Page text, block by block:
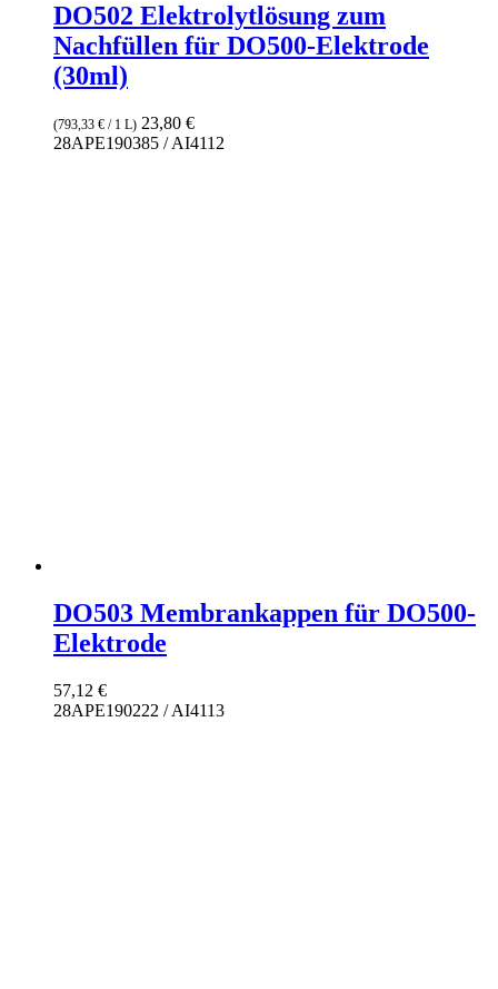
DO502 Elektrolytlösung zum
Nachfüllen für DO500-Elektrode
(30ml)
(793,33 € / 1 L) 23,80 €
28APE190385 / AI4112
DO503 Membrankappen für DO500-
Elektrode
57,12 €
28APE190222 / AI4113